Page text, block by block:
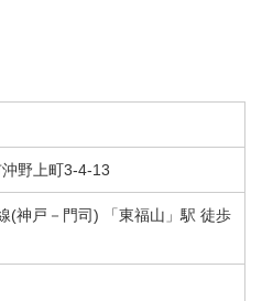
野上町3-4-13
(神戸－門司) 「東福山」駅 徒歩